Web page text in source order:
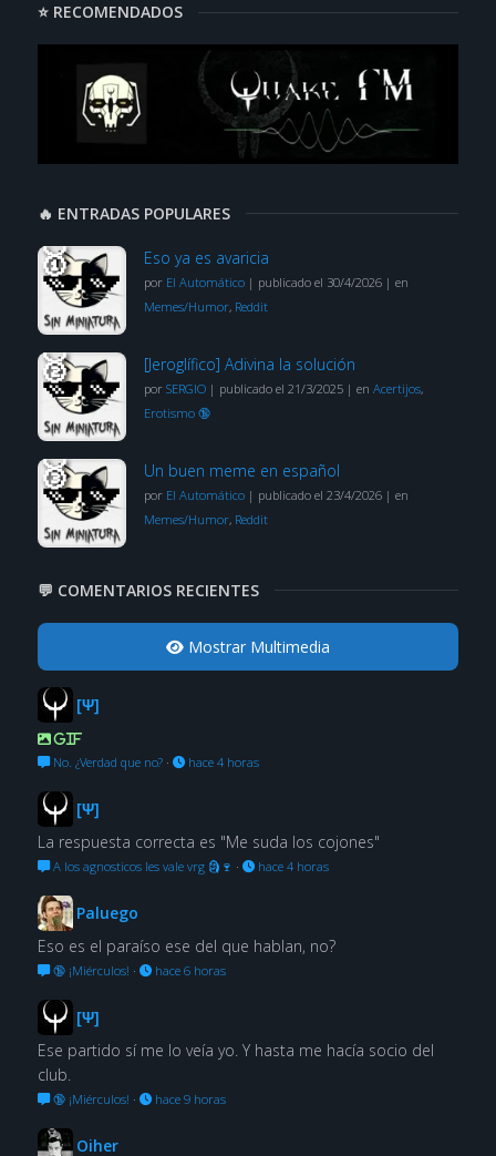
⭐ RECOMENDADOS
🔥 ENTRADAS POPULARES
Eso ya es avaricia
por El Automático| publicado el 30/4/2026| en
Memes/Humor, Reddit
[Jeroglífico] Adivina la solución
por SERGIO| publicado el 21/3/2025| en Acertijos,
Erotismo 🔞
Un buen meme en español
por El Automático| publicado el 23/4/2026| en
Memes/Humor, Reddit
💬 COMENTARIOS RECIENTES
Mostrar Multimedia
[Ψ]
GIF
No. ¿Verdad que no?· hace 4 horas
[Ψ]
La respuesta correcta es "Me suda los cojones"
A los agnosticos les vale vrg 🗿🍷 · hace 4 horas
Paluego
Eso es el paraíso ese del que hablan, no?
🔞 ¡Miérculos! · hace 6 horas
[Ψ]
Ese partido sí me lo veía yo. Y hasta me hacía socio del
club.
🔞 ¡Miérculos! · hace 9 horas
Oiher